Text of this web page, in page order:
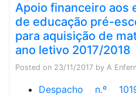
Apoio financeiro aos
de educação pré-
para aquisição de
ano letivo 2017/2018
Posted on 23/11/2017 by A
Despacho n.º